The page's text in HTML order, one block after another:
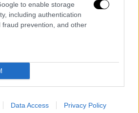
to enable storage
including authentication
fraud prevention, and other
Data Access Privacy Policy